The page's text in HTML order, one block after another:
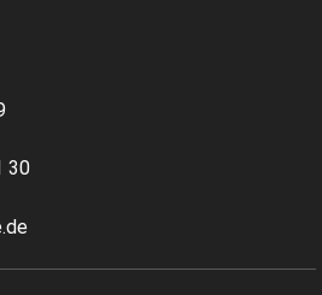
30